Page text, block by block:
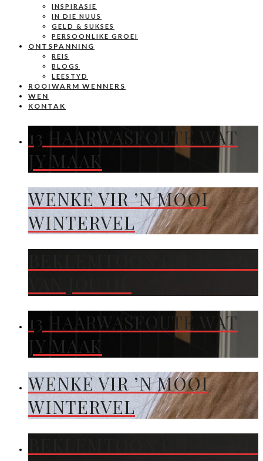
INSPIRASIE
IN DIE NUUS
GELD & SUKSES
PERSOONLIKE GROEI
ONTSPANNING
REIS
BLOGS
LEESTYD
ROOIWARM WENNERS
WEN
KONTAK
13 HAARWASFOUTE WAT
JY MAAK
WENKE VIR ’N MOOI
WINTERVEL
13 HAARWASFOUTE WAT
JY MAAK
WENKE VIR ’N MOOI
WINTERVEL